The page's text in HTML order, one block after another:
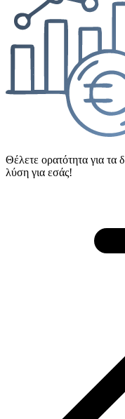
Θέλετε ορατότητα για τα
λύση για εσάς!